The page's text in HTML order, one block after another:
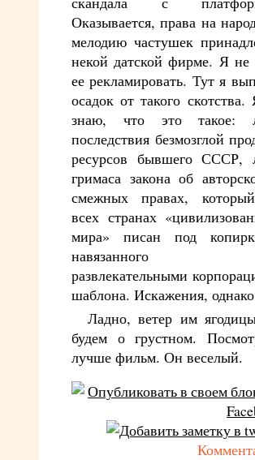
Оказывается, права на
мелодию частушек
некой датской фирме. Я не
ее рекламировать. Тут я
осадок от такого
знаю, что это такое:
последствия безмозглой
ресурсов бывшего СССР,
гримаса закона об
смежных правах,
всех странах
мира» писан под
навязанного
развлекательными
шаблона. Искажения,
Ладно, ветер им
будем о грустном.
лучше фильм. Он веселый.